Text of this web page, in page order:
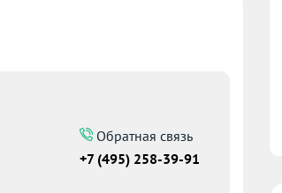
Обратная связь
+7 (495) 258-39-91